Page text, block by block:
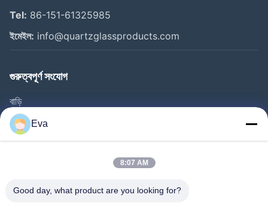
Tel: 86-151-61325985
ইমেইল: info@quartzglassproducts.com
গুরুত্বপূর্ণ সংযোগ
বাড়ি
পণ্য
ভিডিও
কারখানা পরিদর্শন
Eva
8:07 AM
Good day, what product are you looking for?